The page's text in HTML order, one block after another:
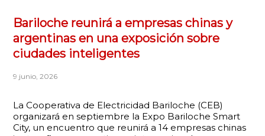
Bariloche reunirá a empresas chinas y
argentinas en una exposición sobre
ciudades inteligentes
9 junio, 2026
La Cooperativa de Electricidad Bariloche (CEB)
organizará en septiembre la Expo Bariloche Smart
City, un encuentro que reunirá a 14 empresas chinas